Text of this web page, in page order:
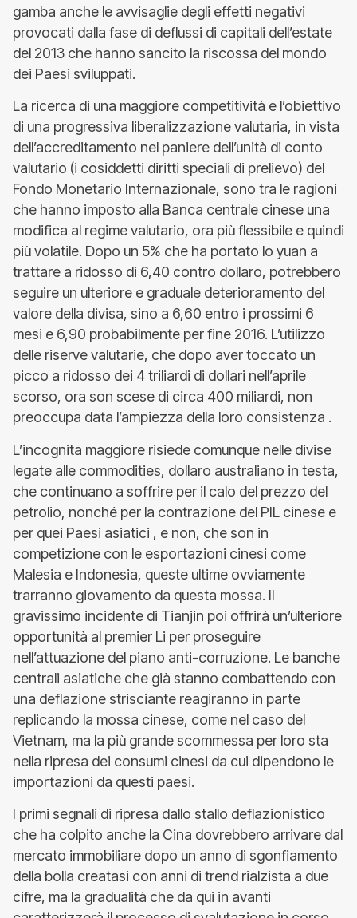
gamba anche le avvisaglie degli effetti negativi
provocati dalla fase di deflussi di capitali dell’estate
del 2013 che hanno sancito la riscossa del mondo
dei Paesi sviluppati.
La ricerca di una maggiore competitività e l’obiettivo
di una progressiva liberalizzazione valutaria, in vista
dell’accreditamento nel paniere dell’unità di conto
valutario (i cosiddetti diritti speciali di prelievo) del
Fondo Monetario Internazionale, sono tra le ragioni
che hanno imposto alla Banca centrale cinese una
modifica al regime valutario, ora più flessibile e quindi
più volatile. Dopo un 5% che ha portato lo yuan a
trattare a ridosso di 6,40 contro dollaro, potrebbero
seguire un ulteriore e graduale deterioramento del
valore della divisa, sino a 6,60 entro i prossimi 6
mesi e 6,90 probabilmente per fine 2016. L’utilizzo
delle riserve valutarie, che dopo aver toccato un
picco a ridosso dei 4 triliardi di dollari nell’aprile
scorso, ora son scese di circa 400 miliardi, non
preoccupa data l’ampiezza della loro consistenza .
L’incognita maggiore risiede comunque nelle divise
legate alle commodities, dollaro australiano in testa,
che continuano a soffrire per il calo del prezzo del
petrolio, nonché per la contrazione del PIL cinese e
per quei Paesi asiatici , e non, che son in
competizione con le esportazioni cinesi come
Malesia e Indonesia, queste ultime ovviamente
trarranno giovamento da questa mossa. Il
gravissimo incidente di Tianjin poi offrirà un’ulteriore
opportunità al premier Li per proseguire
nell’attuazione del piano anti-corruzione. Le banche
centrali asiatiche che già stanno combattendo con
una deflazione strisciante reagiranno in parte
replicando la mossa cinese, come nel caso del
Vietnam, ma la più grande scommessa per loro sta
nella ripresa dei consumi cinesi da cui dipendono le
importazioni da questi paesi.
I primi segnali di ripresa dallo stallo deflazionistico
che ha colpito anche la Cina dovrebbero arrivare dal
mercato immobiliare dopo un anno di sgonfiamento
della bolla creatasi con anni di trend rialzista a due
cifre, ma la gradualità che da qui in avanti